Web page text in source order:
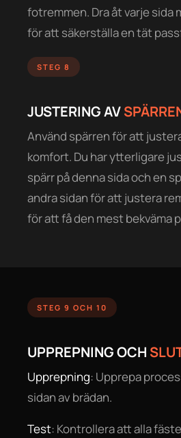
fotremmen. Dra åt varje sida
för att säkerställa en tät
STEG 8
JUSTERING AV
Använd spärren för att
komfort. Du har ytterligare
spärr på denna sida och en
andra sidan för att justera
för att få den mest bekväma
STEG 9 OCH 10
UPPREPNING OCH
Upprepning: Upprepa
sidan av brädan.
Test: Kontrollera att alla